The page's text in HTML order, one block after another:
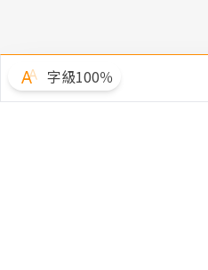
字級100％